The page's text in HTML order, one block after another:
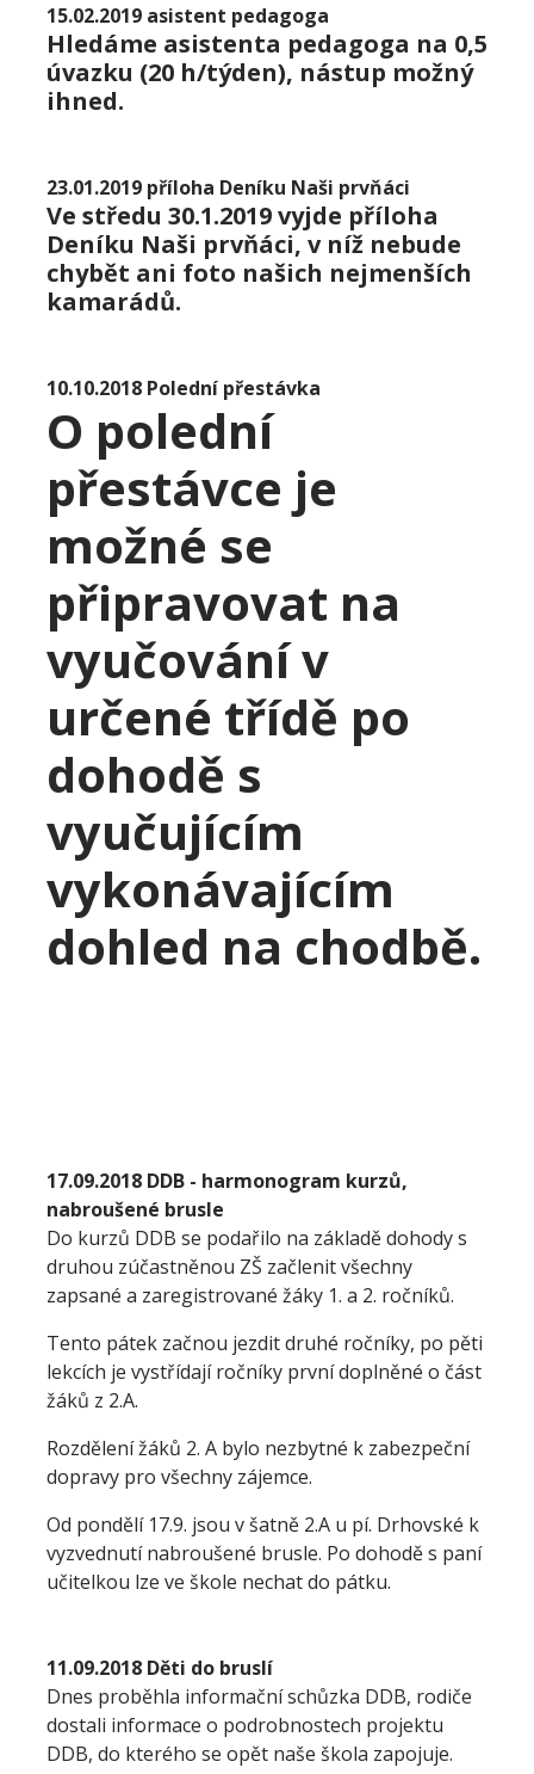
15.02.2019 asistent pedagoga
Hledáme asistenta pedagoga na 0,5
úvazku (20 h/týden), nástup možný
ihned.
23.01.2019 příloha Deníku Naši prvňáci
Ve středu 30.1.2019 vyjde příloha
Deníku Naši prvňáci, v níž nebude
chybět ani foto našich nejmenších
kamarádů.
10.10.2018 Polední přestávka
O polední
přestávce je
možné se
připravovat na
vyučování v
určené třídě po
dohodě s
vyučujícím
vykonávajícím
dohled na chodbě.
17.09.2018 DDB - harmonogram kurzů,
nabroušené brusle
Do kurzů DDB se podařilo na základě dohody s
druhou zúčastněnou ZŠ začlenit všechny
zapsané a zaregistrované žáky 1. a 2. ročníků.
Tento pátek začnou jezdit druhé ročníky, po pěti
lekcích je vystřídají ročníky první doplněné o část
žáků z 2.A.
Rozdělení žáků 2. A bylo nezbytné k zabezpeční
dopravy pro všechny zájemce.
Od pondělí 17.9. jsou v šatně 2.A u pí. Drhovské k
vyzvednutí nabroušené brusle. Po dohodě s paní
učitelkou lze ve škole nechat do pátku.
11.09.2018 Děti do bruslí
Dnes proběhla informační schůzka DDB, rodiče
dostali informace o podrobnostech projektu
DDB, do kterého se opět naše škola zapojuje.